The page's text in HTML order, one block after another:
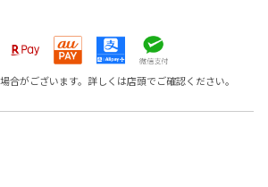
合がございます。詳しくは店頭でご確認ください。